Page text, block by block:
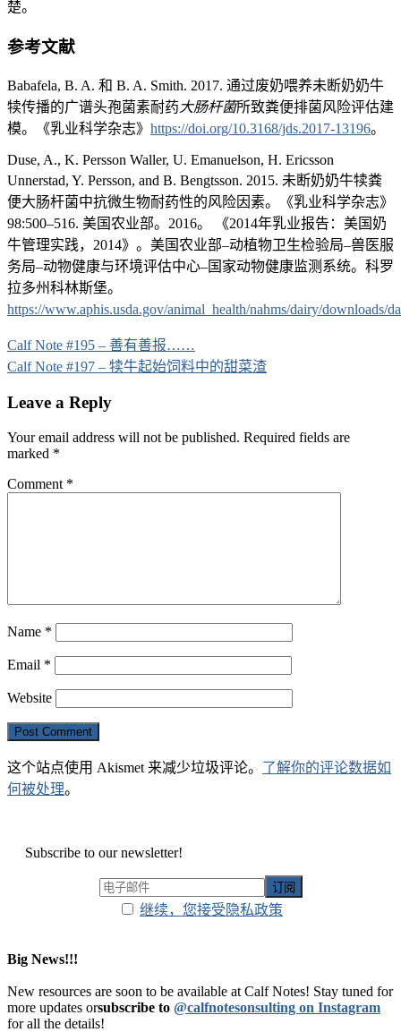
楚。
参考文献
Babafela, B. A. 和 B. A. Smith. 2017. 通过废奶喂养未断奶奶牛
犊传播的广谱头孢菌素耐药大肠杆菌所致粪便排菌风险评估建
模。《乳业科学杂志》 https://doi.org/10.3168/jds.2017-13196。
Duse, A., K. Persson Waller, U. Emanuelson, H. Ericsson
Unnerstad, Y. Persson, and B. Bengtsson. 2015. 未断奶奶牛犊粪
便大肠杆菌中抗微生物耐药性的风险因素。《乳业科学杂志》
98:500–516. 美国农业部。2016。 《2014年乳业报告：美国奶
牛管理实践，2014》。美国农业部–动植物卫生检验局–兽医服
务局–动物健康与环境评估中心–国家动物健康监测系统。科罗
拉多州科林斯堡。
https://www.aphis.usda.gov/animal_health/nahms/dairy/downloads/
Post
navigation
Calf Note #195 – 善有善报……
Calf Note #197 – 犊牛起始饲料中的甜菜渣
Leave a Reply
Your email address will not be published. Required fields are
marked *
Comment *
Name *
Email *
Website
这个站点使用 Akismet 来减少垃圾评论。 了解你的评论数据如
何被处理。
Subscribe to our newsletter!
继续，您接受隐私政策
Big News!!!
New resources are soon to be available at Calf Notes! Stay tuned for
more updates orsubscribe to @calfnotesonsulting on Instagram
for all the details!